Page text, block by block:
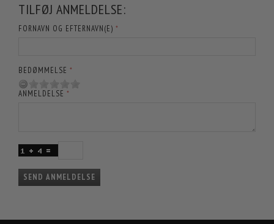
TILFØJ ANMELDELSE:
FORNAVN OG EFTERNAVN(E)
BEDØMMELSE
ANMELDELSE
SEND ANMELDELSE